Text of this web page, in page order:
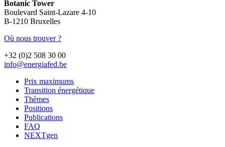
Botanic Tower
Boulevard Saint-Lazare 4-10
B-1210 Bruxelles
Où nous trouver ?
+32 (0)2 508 30 00
info@energiafed.be
Prix maximums
Transition énergétique
Thèmes
Positions
Publications
FAQ
NEXTgen